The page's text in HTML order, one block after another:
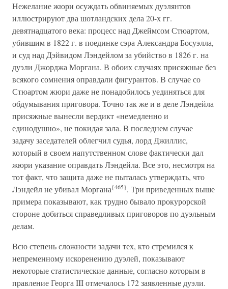
Нежелание жюри осуждать обвиняемых дуэлянтов
иллюстрируют два шотландских дела 20-х гг.
девятнадцатого века: процесс над Джеймсом Стюартом,
убившим в 1822 г. в поединке сэра Александра Босуэлла,
и суд над Дэйвидом Лэндейлом за убийство в 1826 г. на
дуэли Джорджа Моргана. В обоих случаях присяжные без
всякого сомнения оправдали фигурантов. В случае со
Стюартом жюри даже не понадобилось уединяться для
обдумывания приговора. Точно так же и в деле Лэндейла
присяжные вынесли вердикт «немедленно и
единодушно», не покидая зала. В последнем случае
задачу заседателей облегчил судья, лорд Джиллис,
который в своем напутственном слове фактически дал
жюри указание оправдать Лэндейла. Все это, несмотря на
тот факт, что защита даже не пыталась утверждать, что
Лэндейл не убивал Моргана{465}. Три приведенных выше
примера показывают, как трудно бывало прокурорской
стороне добиться справедливых приговоров по дуэльным
делам.
Всю степень сложности задачи тех, кто стремился к
непременному искоренению дуэлей, показывают
некоторые статистические данные, согласно которым в
правление Георга III отмечалось 172 заявленные дуэли.